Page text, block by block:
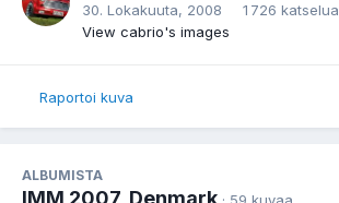
30. Lokakuuta, 2008
1 726 katselua
View cabrio's images
Raportoi kuva
ALBUMISTA
IMM 2007, Denmark